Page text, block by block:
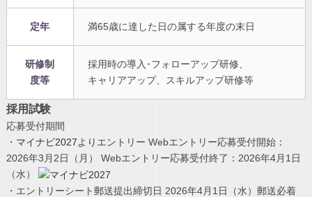
定年 満65歳に達した日の属する年度の末日
研修制
度等
採用時の導入･フォローアップ研修、
キャリアアップ、スキルアップ研修等
採用試験
応募受付期間
・ マイナビ2027よりエントリー Webエントリー応募受付開始：
2026年3月2日（月）
Webエントリー応募受付終了：2026年4月1日
（水）
・エントリーシート郵送提出締切日 2026年4月1日（水）郵送必着